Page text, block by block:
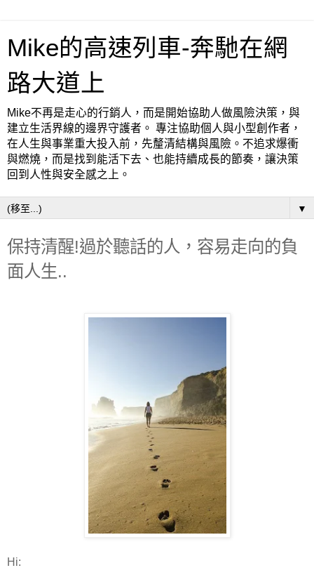
Mike的高速列車-奔馳在網
路大道上
Mike不再是走心的行銷人，而是開始協助人做風險決策，與
建立生活界線的邊界守護者。 專注協助個人與小型創作者，
在人生與事業重大投入前，先釐清結構與風險。不追求爆衝
與燃燒，而是找到能活下去、也能持續成長的節奏，讓決策
回到人性與安全感之上。
▼
保持清醒!過於聽話的人，容易走向的負
面人生..
Hi: